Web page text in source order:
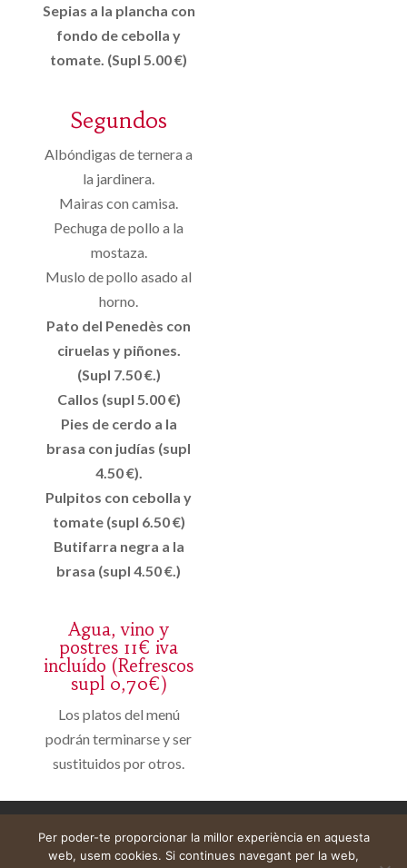
Sepias a la plancha con
fondo de cebolla y
tomate. (Supl 5.00 €)
Segundos
Albóndigas de ternera a
la jardinera.
Mairas con camisa.
Pechuga de pollo a la
mostaza.
Muslo de pollo asado al
horno.
Pato del Penedès con
ciruelas y piñones.
(Supl 7.50 €.)
Callos (supl 5.00 €)
Pies de cerdo a la
brasa con judías (supl
4.50 €).
Pulpitos con cebolla y
tomate (supl 6.50 €)
Butifarra negra a la
brasa (supl 4.50 €.)
Agua, vino y
postres 11€ iva
incluído (Refrescos
supl 0,70€)
Los platos del menú
podrán terminarse y ser
sustituidos por otros.
Per poder-te proporcionar la millor experiència en aquesta
web, usem cookies. Si continues navegant per la web,